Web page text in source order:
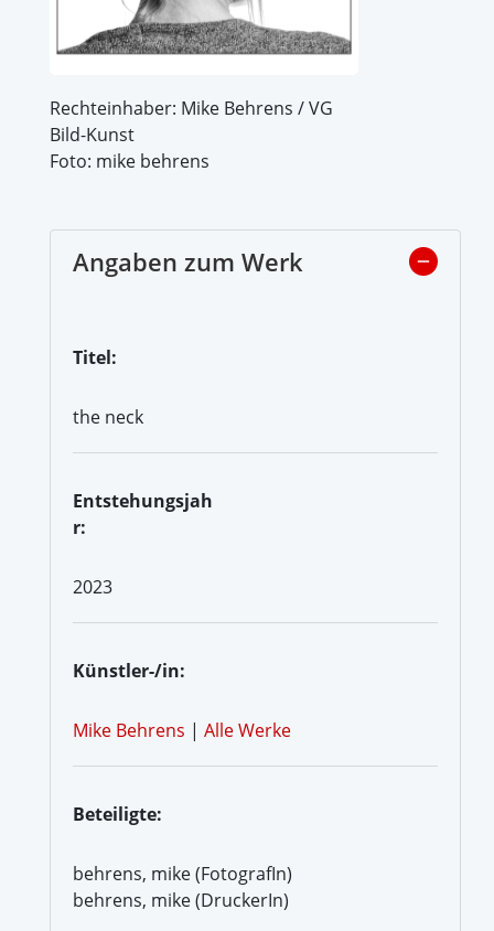
Rechteinhaber: Mike Behrens / VG
Bild-Kunst
Foto: mike behrens
Angaben zum Werk
Titel:
the neck
Entstehungsjah
r:
2023
Künstler-/in:
Mike Behrens | Alle Werke
Beteiligte:
behrens, mike (FotografIn)
behrens, mike (DruckerIn)